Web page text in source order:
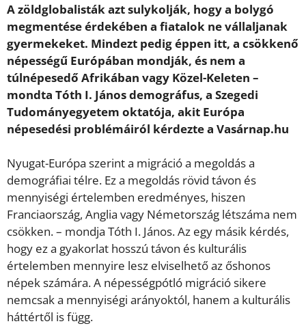
A zöldglobalisták azt sulykolják, hogy a bolygó
megmentése érdekében a fiatalok ne vállaljanak
gyermekeket. Mindezt pedig éppen itt, a csökkenő
népességű Európában mondják, és nem a
túlnépesedő Afrikában vagy Közel-Keleten –
mondta Tóth I. János demográfus, a Szegedi
Tudományegyetem oktatója, akit Európa
népesedési problémáiról kérdezte a Vasárnap.hu
Nyugat-Európa szerint a migráció a megoldás a
demográfiai télre. Ez a megoldás rövid távon és
mennyiségi értelemben eredményes, hiszen
Franciaország, Anglia vagy Németország létszáma nem
csökken. – mondja Tóth I. János. Az egy másik kérdés,
hogy ez a gyakorlat hosszú távon és kulturális
értelemben mennyire lesz elviselhető az őshonos
népek számára. A népességpótló migráció sikere
nemcsak a mennyiségi arányoktól, hanem a kulturális
háttértől is függ.